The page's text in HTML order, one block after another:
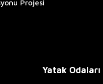
Projesi
Yatak Odaları